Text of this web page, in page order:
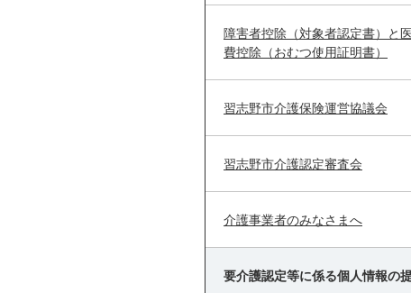
障害者控除（対象者認定書）と
費控除（おむつ使用証明書）
習志野市介護保険運営協議会
習志野市介護認定審査会
介護事業者のみなさまへ
要介護認定等に係る個人情報の